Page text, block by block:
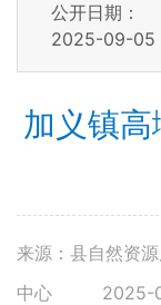
公开日期：
2025-09-05
加义镇
来源：县自然资
中心
2025-